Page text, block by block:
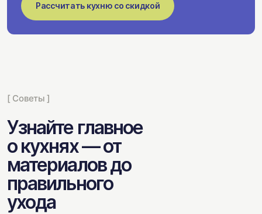
Рассчитать кухню со скидкой
[ Советы ]
Узнайте главное
о кухнях — от
материалов до
правильного
ухода